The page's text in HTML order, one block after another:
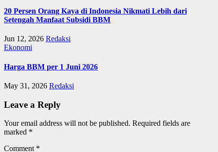
20 Persen Orang Kaya di Indonesia Nikmati Lebih dari
Setengah Manfaat Subsidi BBM
Jun 12, 2026 Redaksi
Ekonomi
Harga BBM per 1 Juni 2026
May 31, 2026 Redaksi
Leave a Reply
Your email address will not be published. Required fields are
marked *
Comment *